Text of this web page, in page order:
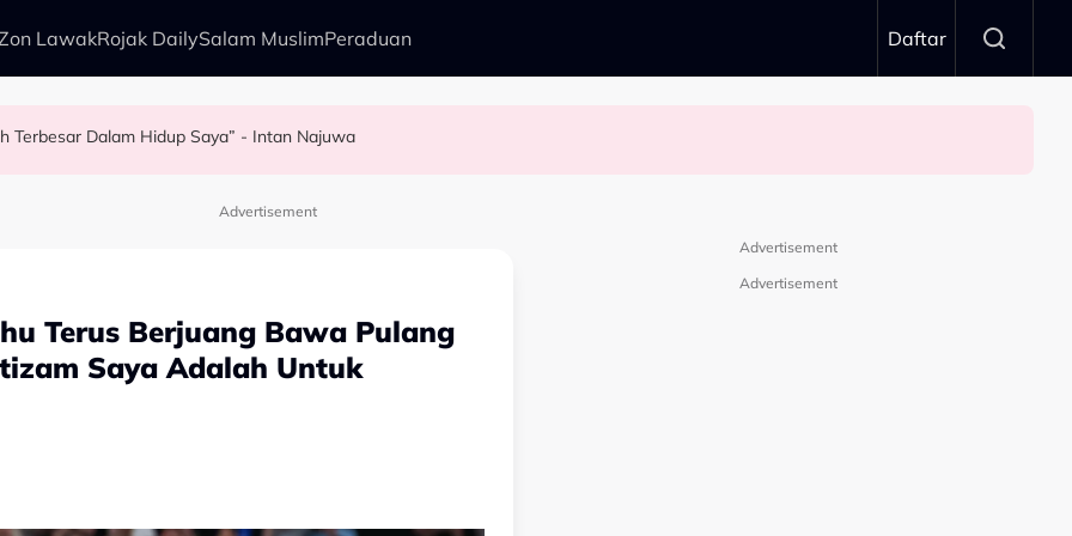
LawakRojak DailySalam MuslimPeraduan Daftar
Zarina Anjoulie Beralih Kepada Ikan Kembung
Terbesar Dalam Hidup Saya” - Intan Najuwa
Beri Kesan Pada Diri - “Kami Dilatih Untuk Sentiasa Bersedia Hadapi ‘Senario Paling Buruk’…”
Kongsi Sikap Suami, Sentiasa Bentang Sejadah & Teman Solat
Advertisement
Terus Berjuang Bawa Pulang
Saya Adalah Untuk
Advertisement
Advertisement